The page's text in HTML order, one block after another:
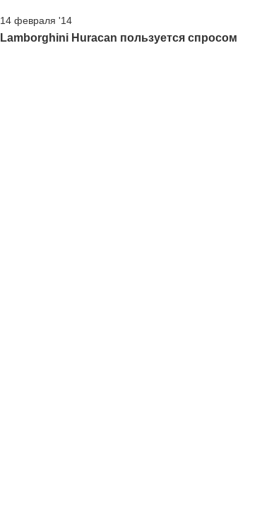
14 февраля '14
Lamborghini Huracan пользуется спросом